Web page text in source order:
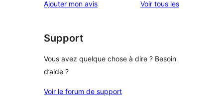
Ajouter mon avis Voir tous lesavis
Support
Vous avez quelque chose à dire ? Besoin
d’aide ?
Voir le forum de support